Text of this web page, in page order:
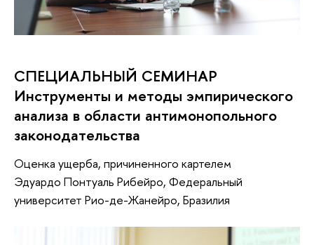
СПЕЦИАЛЬНЫЙ СЕМИНАР
Инструменты и методы эмпирического
анализа в области антимонопольного
законодательства
Оценка ущерба, причиненного картелем
Эдуардо Понтуаль Рибейро, Федеральный
университет Рио-де-Жанейро, Бразилия